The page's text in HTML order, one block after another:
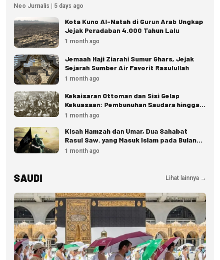
Neo Jurnalis | 5 days ago
Kota Kuno Al-Natah di Gurun Arab Ungkap
Jejak Peradaban 4.000 Tahun Lalu
1 month ago
Jemaah Haji Ziarahi Sumur Ghars, Jejak
Sejarah Sumber Air Favorit Rasulullah
1 month ago
Kekaisaran Ottoman dan Sisi Gelap
Kekuasaan: Pembunuhan Saudara hingga
Eksekusi Istana
1 month ago
Kisah Hamzah dan Umar, Dua Sahabat
Rasul Saw. yang Masuk Islam pada Bulan
Dzulhijjah
1 month ago
SAUDI Lihat lainnya →